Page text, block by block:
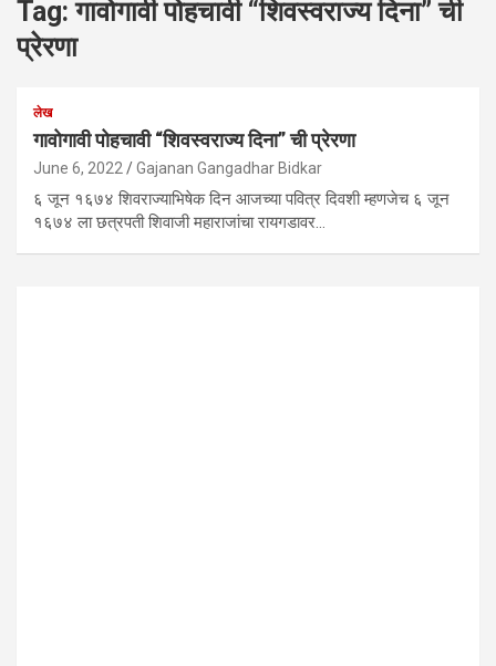
Tag:गावोगावी पोहचावी “शिवस्वराज्य दिना” ची
प्रेरणा
लेख
गावोगावी पोहचावी “शिवस्वराज्य दिना” ची प्रेरणा
June 6, 2022 Gajanan Gangadhar Bidkar
६ जून १६७४ शिवराज्याभिषेक दिन आजच्या पवित्र दिवशी म्हणजेच ६ जून
१६७४ ला छत्रपती शिवाजी महाराजांचा रायगडावर…